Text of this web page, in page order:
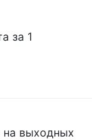
за 1
на выходных